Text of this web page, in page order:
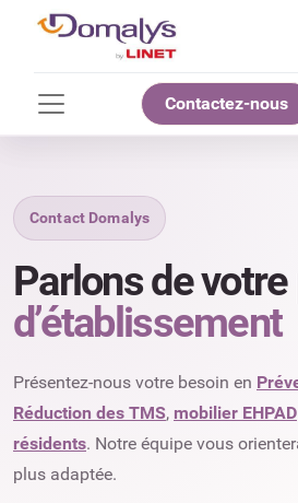
Contactez-nous
Contact Domalys
Parlons de votre
d’établissement
Présentez-nous votre besoin en
Réduction des TMS, mobilier EHPAD
résidents. Notre équipe vous
plus adaptée.